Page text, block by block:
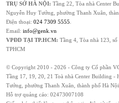
TRỤ SỞ HÀ NỘI: Tầng 22, Tòa nhà Center
Nguyễn Huy Tưởng, phường Thanh Xuân,
Điện thoại: 024 7309 5555
Email: info@genk.vn
VPĐD TẠI TP.HCM: Tầng 4, Tòa nhà 123,
TPHCM
© Copyright 2010 - 2026 - Công ty Cổ phần
Tầng 17, 19, 20, 21 Toà nhà Center Building
Tưởng, phường Thanh Xuân, thành phố Hà Nội
Hỗ trợ quảng cáo: 02473007108